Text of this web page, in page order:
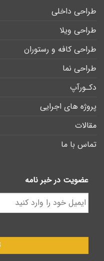
طراحی داخلی
طراحی ویلا
طراحی کافه و رستوران
طراحی نما
دکـورآپ
پروژه های اجرایی
مقالات
تماس با ما
عضویت در خبر نامه